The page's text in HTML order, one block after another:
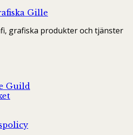
Gille
grafiska produkter och tjänster
Guild